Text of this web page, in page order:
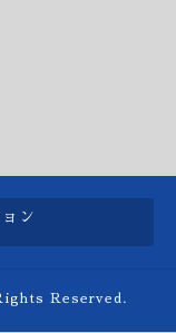
ン
Reserved.